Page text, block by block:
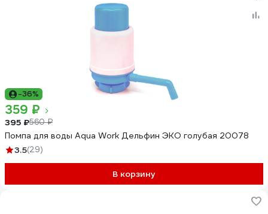
-36%
359 ₽
395 ₽560 ₽
Помпа для воды Aqua Work Дельфин ЭКО голубая 20078
3.5(29)
В корзину